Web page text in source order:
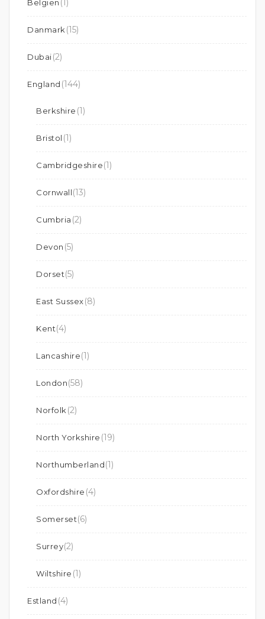
Belgien (1)
Danmark (15)
Dubai(2)
England (144)
Berkshire (1)
Bristol (1)
Cambridgeshire(1)
Cornwall(13)
Cumbria (2)
Devon (5)
Dorset(5)
East Sussex(8)
Kent(4)
Lancashire(1)
London(58)
Norfolk (2)
North Yorkshire (19)
Northumberland(1)
Oxfordshire (4)
Somerset(6)
Surrey(2)
Wiltshire (1)
Estland (4)